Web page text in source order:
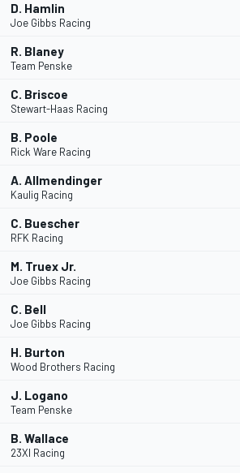
E
D. Hamlin
Joe Gibbs Racing
R. Blaney
Team Penske
C. Briscoe
Stewart-Haas Racing
B. Poole
Rick Ware Racing
A. Allmendinger
Kaulig Racing
C. Buescher
RFK Racing
M. Truex Jr.
Joe Gibbs Racing
C. Bell
Joe Gibbs Racing
H. Burton
Wood Brothers Racing
J. Logano
Team Penske
B. Wallace
23XI Racing